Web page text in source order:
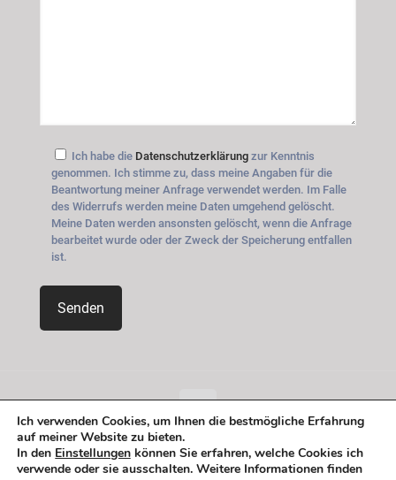
Ich habe die Datenschutzerklärung zur Kenntnis
genommen. Ich stimme zu, dass meine Angaben für die
Beantwortung meiner Anfrage verwendet werden. Im Falle
des Widerrufs werden meine Daten umgehend gelöscht.
Meine Daten werden ansonsten gelöscht, wenn die Anfrage
bearbeitet wurde oder der Zweck der Speicherung entfallen
ist.
© 2026 Betheme byMuffin group
Powered by WordPress
Ich verwenden Cookies, um Ihnen die bestmögliche Erfahrung
auf meiner Website zu bieten.
In den Einstellungen können Sie erfahren, welche Cookies ich
verwende oder sie ausschalten. Weitere Informationen finden